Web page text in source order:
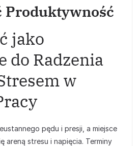
Produktywność
jako
do Radzenia
w
pędu i presji, a miejsce
areną stresu i napięcia. Terminy